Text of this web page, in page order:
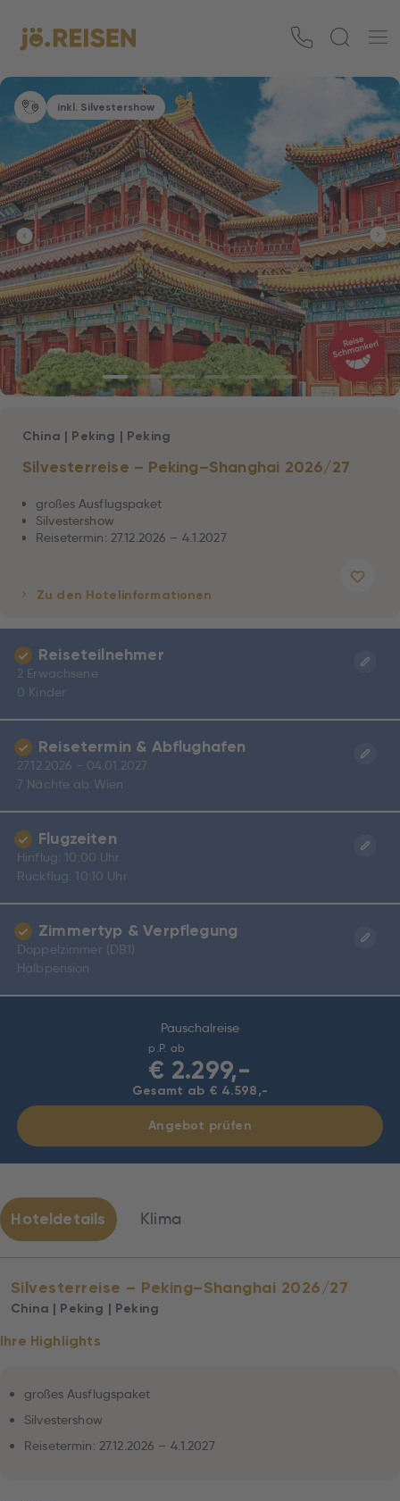
inkl. Silvestershow
Silvesterreise – Peking–Shanghai 2026/27
China | Peking | Peking
großes Ausflugspaket
Silvestershow
Reisetermin: 27.12.2026 – 4.1.2027
Zu den Hotelinformationen
Pauschalreise
p.P. ab
€ 2.299,-
Gesamt ab € 4.598,-
Angebot prüfen
Reiseteilnehmer
2 Erwachsene
0 Kinder
Reisetermin & Abflughafen
27.12.2026 - 04.01.2027
7 Nächte ab Wien
Flugzeiten
Hinflug: 10:00 Uhr
Rückflug: 10:10 Uhr
Zimmertyp & Verpflegung
Doppelzimmer (DB1)
Halbpension
Hoteldetails Klima
Silvesterreise – Peking–Shanghai 2026/27
China | Peking | Peking
Ihre Highlights
großes Ausflugspaket
Silvestershow
Reisetermin: 27.12.2026 – 4.1.2027